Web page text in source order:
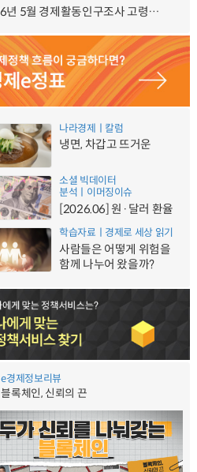
2026년 5월 경제활동인구조사 고령층 부가조사 결과
나라경제ㅣ칼럼
냉면, 차갑고 뜨거운
소셜 빅데이터
분석ㅣ이머징이슈
[2026.06] 원·달러 환율
학습자료ㅣ경제로 세상 읽기
사람들은 어떻게 위험을
함께 나누어 왔을까?
e경제정보리뷰
블록체인, 신뢰의 끈